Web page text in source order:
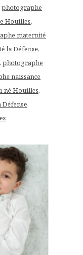
photographe
Houilles,
maternité
la Défense,
, photographe
naissance
né Houilles,
,